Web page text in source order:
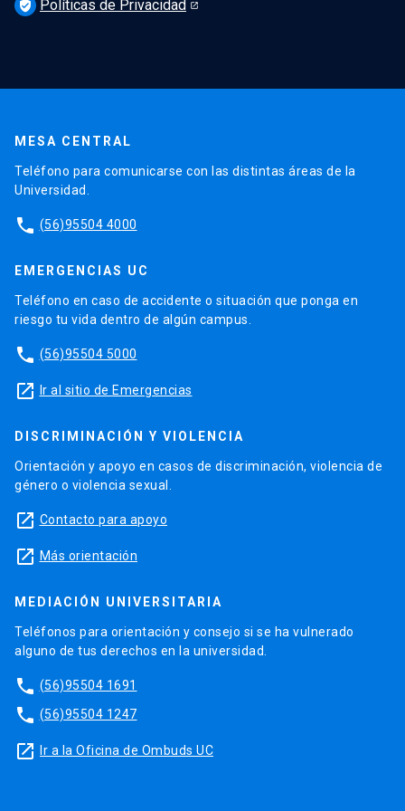
verified_user Políticas de Privacidad
MESA CENTRAL
Teléfono para comunicarse con las distintas áreas de la
Universidad.
phone (56)95504 4000
EMERGENCIAS UC
Teléfono en caso de accidente o situación que ponga en
riesgo tu vida dentro de algún campus.
phone (56)95504 5000
launch Ir al sitio de Emergencias
DISCRIMINACIÓN Y VIOLENCIA
Orientación y apoyo en casos de discriminación, violencia de
género o violencia sexual.
launch Contacto para apoyo
launch Más orientación
MEDIACIÓN UNIVERSITARIA
Teléfonos para orientación y consejo si se ha vulnerado
alguno de tus derechos en la universidad.
phone (56)95504 1691
phone (56)95504 1247
launch Ir a la Oficina de Ombuds UC